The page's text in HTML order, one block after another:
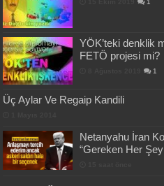
1
YÖK’teki denklik
FETÖ projesi mi?
1
Üç Aylar Ve Regaip Kandili
Netanyahu İran
“Gereken Her